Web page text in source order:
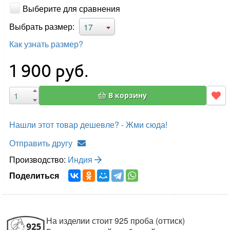
Выберите для сравнения
Выбрать размер:
17
Как узнать размер?
1 900 руб.
В корзину
Нашли этот товар дешевле? - Жми сюда!
Отправить другу
Производство: Индия
Поделиться
На изделии стоит 925 проба (оттиск)